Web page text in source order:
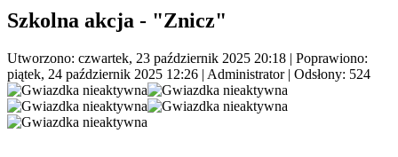
Szkolna akcja - "Znicz"
Utworzono: czwartek, 23 październik 2025 20:18 | Poprawiono:
piątek, 24 październik 2025 12:26 | Administrator| Odsłony: 524